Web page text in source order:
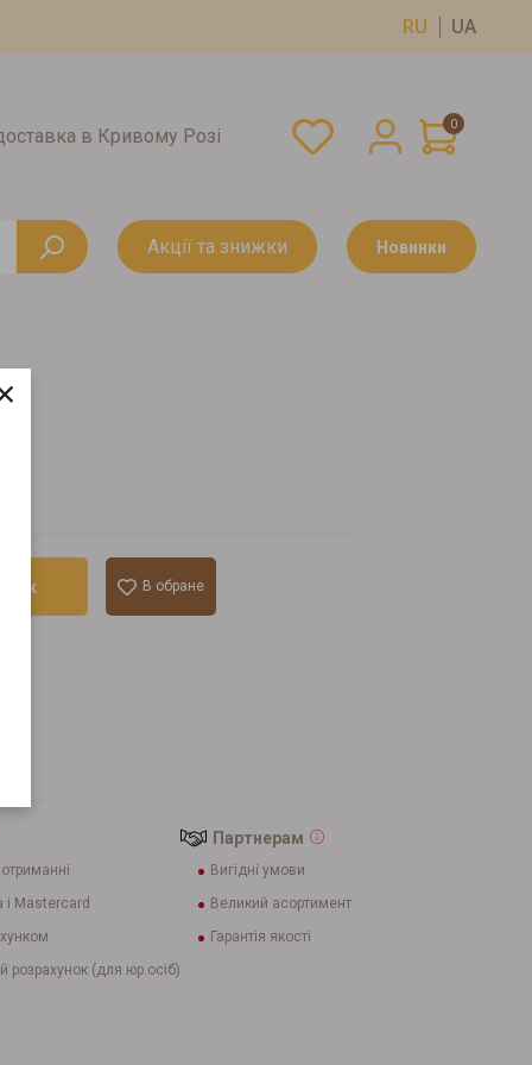
RU UA
в Кривому Розі
0
Акції та знижки Новинки
В обране
і Mastercard
розрахунок (для юр.осіб)
Партнерам
Вигідні умови
Великий асортимент
Гарантія якості